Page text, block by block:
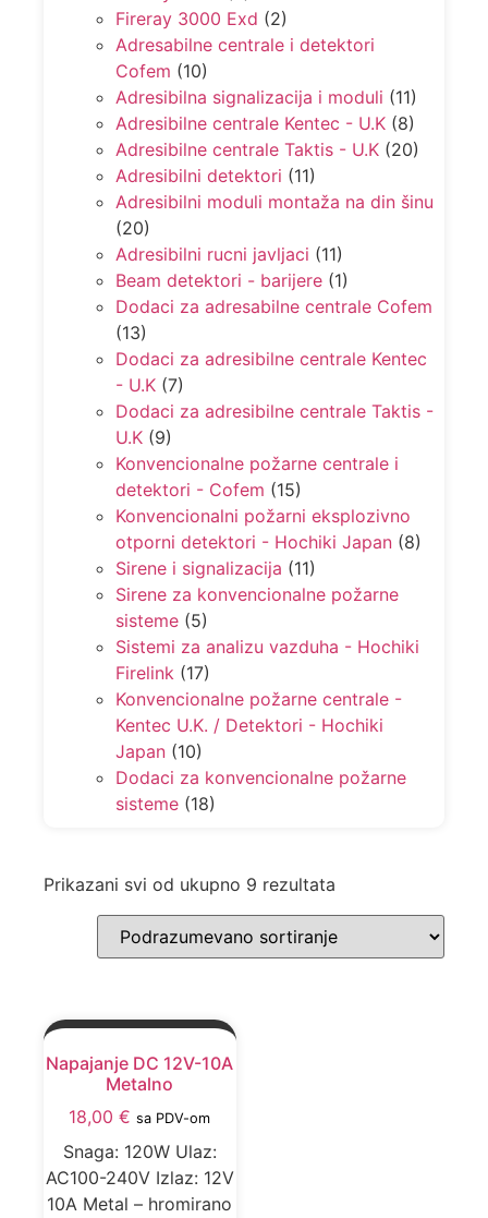
Fireray 3000 Exd (2)
Adresabilne centrale i detektori
Cofem (10)
Adresibilna signalizacija i moduli (11)
Adresibilne centrale Kentec - U.K (8)
Adresibilne centrale Taktis - U.K (20)
Adresibilni detektori (11)
Adresibilni moduli montaža na din šinu
(20)
Adresibilni rucni javljaci (11)
Beam detektori - barijere (1)
Dodaci za adresabilne centrale Cofem
(13)
Dodaci za adresibilne centrale Kentec
- U.K (7)
Dodaci za adresibilne centrale Taktis -
U.K (9)
Konvencionalne požarne centrale i
detektori - Cofem (15)
Konvencionalni požarni eksplozivno
otporni detektori - Hochiki Japan (8)
Sirene i signalizacija (11)
Sirene za konvencionalne požarne
sisteme (5)
Sistemi za analizu vazduha - Hochiki
Firelink (17)
Konvencionalne požarne centrale -
Kentec U.K. / Detektori - Hochiki
Japan (10)
Dodaci za konvencionalne požarne
sisteme (18)
Prikazani svi od ukupno 9 rezultata
Napajanje DC 12V-10A
Metalno
18,00€ sa PDV-om
Snaga: 120W Ulaz:
AC100-240V Izlaz: 12V
10A Metal – hromirano